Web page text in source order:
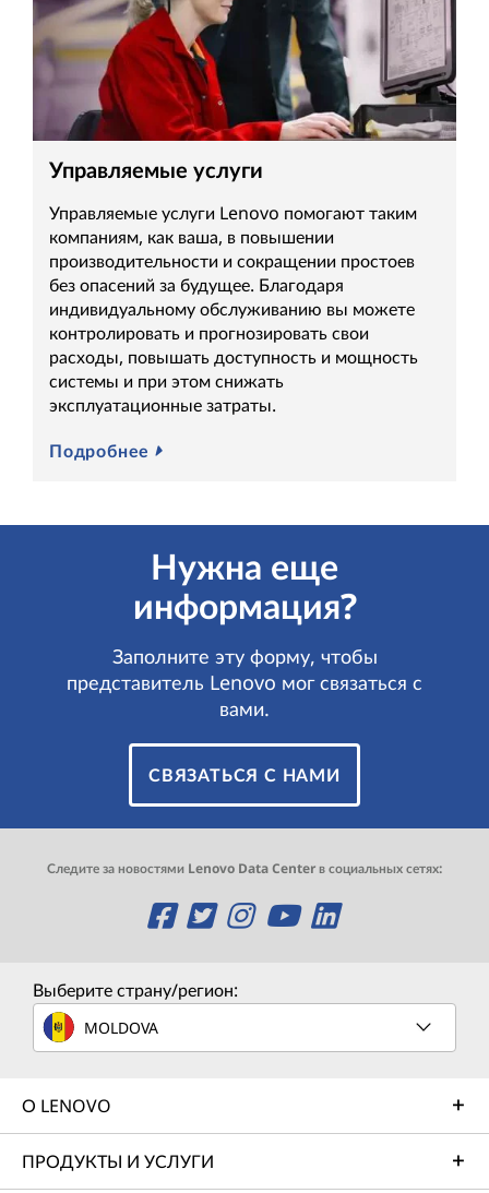
Управляемые услуги
Управляемые услуги Lenovo помогают таким
компаниям, как ваша, в повышении
производительности и сокращении простоев
без опасений за будущее. Благодаря
индивидуальному обслуживанию вы можете
контролировать и прогнозировать свои
расходы, повышать доступность и мощность
системы и при этом снижать
эксплуатационные затраты.
Подробнее
Нужна еще
информация?
Заполните эту форму, чтобы
представитель Lenovo мог связаться с
вами.
СВЯЗАТЬСЯ С НАМИ
Следите за новостями Lenovo Data Center в социальных сетях:
O
e
n
O
e
O
e
O
e
O
e
Выберите страну/регион:
MOLDOVA
О LENOVO
ПРОДУКТЫ И УСЛУГИ